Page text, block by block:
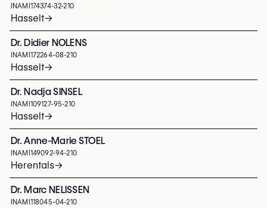
INAMI 174374-32-210
Hasselt→
Dr. Didier NOLENS
INAMI 172264-08-210
Hasselt→
Dr. Nadja SINSEL
INAMI 109127-95-210
Hasselt→
Dr. Anne-Marie STOEL
INAMI 149092-94-210
Herentals→
Dr. Marc NELISSEN
INAMI 118045-04-210